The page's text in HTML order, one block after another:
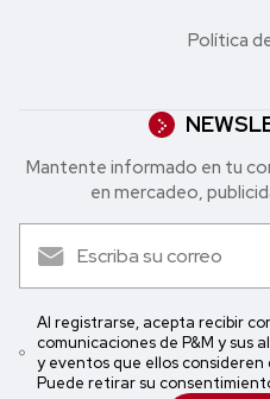
Política
Mantente informado en tu
en mercadeo,
Al registrarse, acepta recibir
comunicaciones de P&M y sus
y eventos que ellos
Puede retirar su